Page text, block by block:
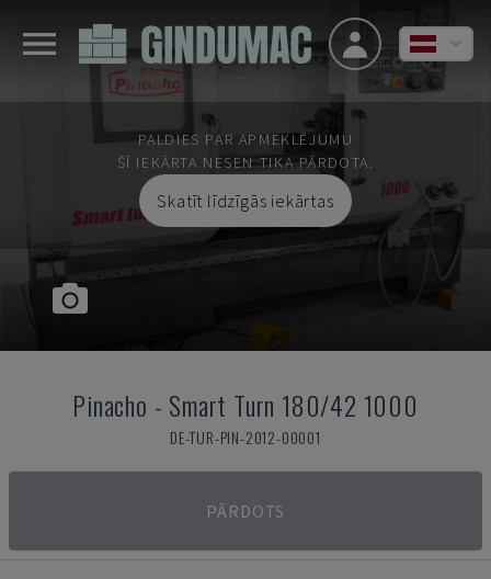
PALDIES PAR APMEKLĒJUMU
ŠĪ IEKĀRTA NESEN TIKA PĀRDOTA.
Skatīt līdzīgās iekārtas
Pinacho - Smart Turn 180/42 1000
DE-TUR-PIN-2012-00001
PĀRDOTS